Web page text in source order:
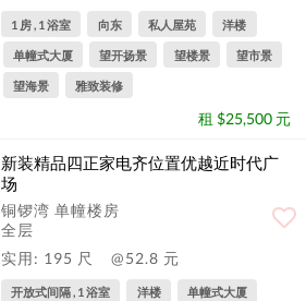
1 房 , 1 浴室 向东 私人屋苑 洋楼
单幢式大厦 望开扬景 望楼景 望市景
望海景 雅致装修
租 $25,500 元
新装精品四正家电齐位置优越近时代广
场
铜锣湾 单幢楼房
全层
实用: 195 尺
@52.8 元
开放式间隔 , 1 浴室 洋楼 单幢式大厦